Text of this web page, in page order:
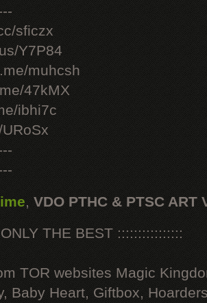
sficzx
Y7P84
muhcsh
47kMX
ibhi7c
, VDO PTHC & PTSC ART
THE BEST ::::::::::::::::
TOR websites Magic
Baby Heart, Giftbox,